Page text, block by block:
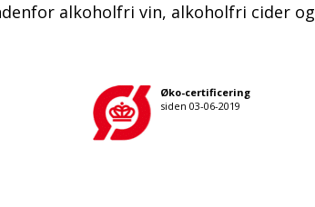
alkoholfri vin, alkoholfri cider og
Øko-certificering
siden 03-06-2019